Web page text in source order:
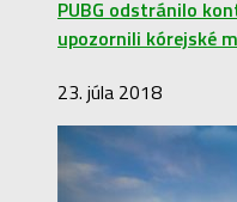
PUBG odstránilo
upozornili kórejské
23. júla 2018